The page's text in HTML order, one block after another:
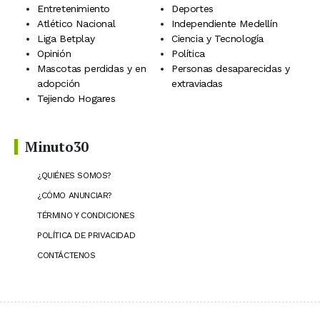
Entretenimiento
Deportes
Atlético Nacional
Independiente Medellín
Liga Betplay
Ciencia y Tecnología
Opinión
Política
Mascotas perdidas y en
adopción
Personas desaparecidas y
extraviadas
Tejiendo Hogares
Minuto30
¿QUIÉNES SOMOS?
¿CÓMO ANUNCIAR?
TÉRMINO Y CONDICIONES
POLÍTICA DE PRIVACIDAD
CONTÁCTENOS